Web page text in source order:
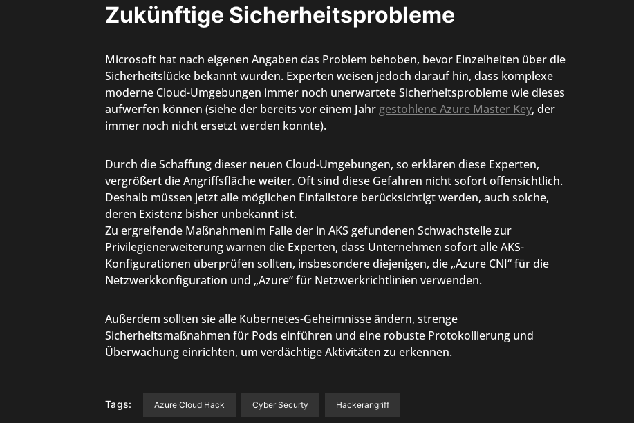
Zukünftige Sicherheitsprobleme
Microsoft hat nach eigenen Angaben das Problem behoben, bevor Einzelheiten über die
Sicherheitslücke bekannt wurden. Experten weisen jedoch darauf hin, dass komplexe
moderne Cloud-Umgebungen immer noch unerwartete Sicherheitsprobleme wie dieses
aufwerfen können (siehe der bereits vor einem Jahr gestohlene Azure Master Key, der
immer noch nicht ersetzt werden konnte).
Durch die Schaffung dieser neuen Cloud-Umgebungen, so erklären diese Experten,
vergrößert die Angriffsfläche weiter. Oft sind diese Gefahren nicht sofort offensichtlich.
Deshalb müssen jetzt alle möglichen Einfallstore berücksichtigt werden, auch solche,
deren Existenz bisher unbekannt ist.
Zu ergreifende MaßnahmenIm Falle der in AKS gefundenen Schwachstelle zur
Privilegienerweiterung warnen die Experten, dass Unternehmen sofort alle AKS-
Konfigurationen überprüfen sollten, insbesondere diejenigen, die „Azure CNI“ für die
Netzwerkkonfiguration und „Azure“ für Netzwerkrichtlinien verwenden.
Außerdem sollten sie alle Kubernetes-Geheimnisse ändern, strenge
Sicherheitsmaßnahmen für Pods einführen und eine robuste Protokollierung und
Überwachung einrichten, um verdächtige Aktivitäten zu erkennen.
Tags: Azure Cloud Hack Cyber Securty Hackerangriff